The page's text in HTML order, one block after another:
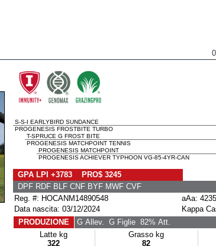
S-S-I EARLYBIRD SUNDANCE
PROGENESIS FROSTBITE TURBO
T-SPRUCE G FROST BITE
PROGENESIS MATCHPOINT TENNIS
PROGENESIS MATCHPOINT
PROGENESIS ACHIEVER TYPHOON VG-85-4YR-CAN
GPA LPI +3783 PRO$ 3245
DPF RDF BLF CNF BYF MWF CVF
Reg. #: HOCANM14890548
aAa:
Data nascita: 03/12/2024
Kappa
PRODUZIONE
G Allev. G Figlie82% Att.
Latte kg
322
Grasso kg
82